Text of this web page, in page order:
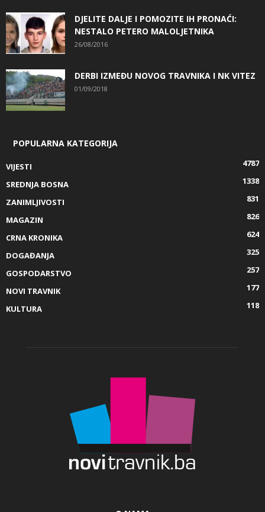
DJELITE DALJE I POMOZITE IH PRONAĆI:
NESTALO PETERO MALOLJETNIKA
26/08/2016
DERBI IZMEĐU NOVOG TRAVNIKA I NK VITEZ
01/09/2018
POPULARNA KATEGORIJA
VIJESTI
4787
SREDNJA BOSNA
1338
ZANIMLJIVOSTI
831
MAGAZIN
826
CRNA KRONIKA
624
DOGAĐANJA
325
GOSPODARSTVO
257
NOVI TRAVNIK
177
KULTURA
118